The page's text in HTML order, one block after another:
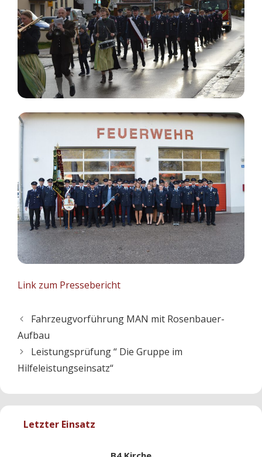
Link zum Pressebericht
Fahrzeugvorführung MAN mit Rosenbauer-
Aufbau
Leistungsprüfung “ Die Gruppe im
Hilfeleistungseinsatz“
Letzter Einsatz